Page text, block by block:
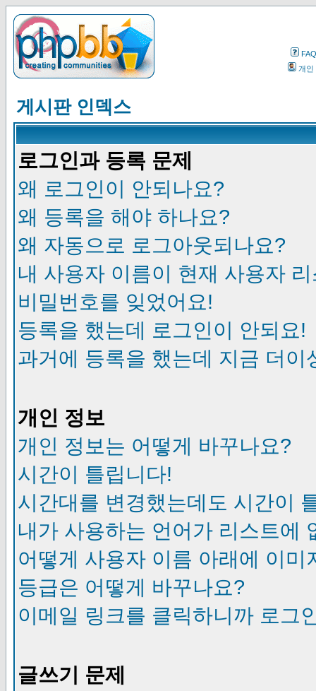
FAQ
개인
게시판 인덱스
로그인과 등록 문제
왜 로그인이 안되나요?
왜 등록을 해야 하나요?
왜 자동으로 로그아웃되나요?
내 사용자 이름이 현재 사용자
비밀번호를 잊었어요!
등록을 했는데 로그인이 안되요!
과거에 등록을 했는데 지금 더이
개인 정보
개인 정보는 어떻게 바꾸나요?
시간이 틀립니다!
시간대를 변경했는데도 시간이
내가 사용하는 언어가 리스트에
어떻게 사용자 이름 아래에 이미
등급은 어떻게 바꾸나요?
이메일 링크를 클릭하니까 로그
글쓰기 문제